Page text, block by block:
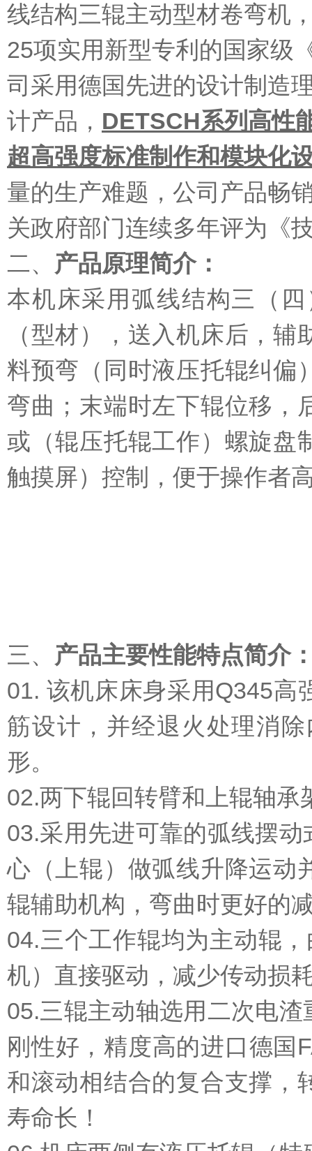
线结构三辊主动型材卷弯机
25项实用新型专利的国家级
司采用德国先进的设计制造
计产品， DETSCH系列 高性
超高强度标准制作和模块化
量的生产难题，公司产品畅
关政府部门连续多年评为《
二、 产品原理简介：
本机床采用弧线结构三（
（型材），送入机床后，
料预弯（同时液压托辊纠偏
弯曲；末端时左下辊位移，
或（辊压托辊工作）螺旋盘
触摸屏）控制，便于操作者
三、 产品主要性能特点简介
01. 该机床床身采用Q345高
筋设计，并经退火处理消
形。
02.两下辊回转臂和上辊轴
03.采用先进可靠的弧线摆
心（上辊）做弧线升降运动
辊辅助机构，弯曲时更好的
04.三个工作辊均为主动辊
机）直接驱动，减少传动损
05.三辊主动轴选用二次电
刚性好，精度高的进口德国
和滚动相结合的复合支撑，
寿命长！